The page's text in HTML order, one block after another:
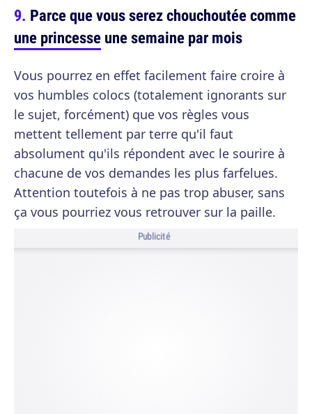
Parce que vous serez chouchoutée comme
une princesseune semaine par mois
Vous pourrez en effet facilement faire croire à
vos humbles colocs (totalement ignorants sur
le sujet, forcément) que vos règles vous
mettent tellement par terre qu'il faut
absolument qu'ils répondent avec le sourire à
chacune de vos demandes les plus farfelues.
Attention toutefois à ne pas trop abuser, sans
ça vous pourriez vous retrouver sur la paille.
Publicité